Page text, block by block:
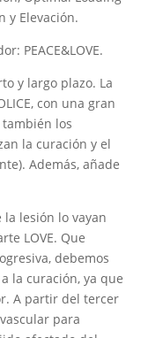
y Elevación.
PEACE&LOVE.
y largo plazo. La
con una gran
los
la curación y el
Además, añade
la lesión lo vayan
LOVE. Que
debemos
la curación, ya que
A partir del tercer
para